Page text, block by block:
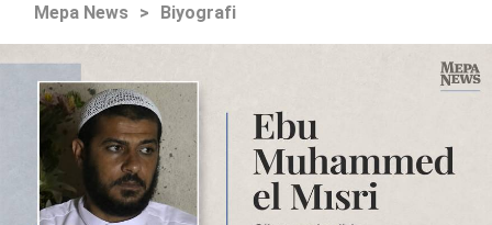
Mepa News > Biyografi